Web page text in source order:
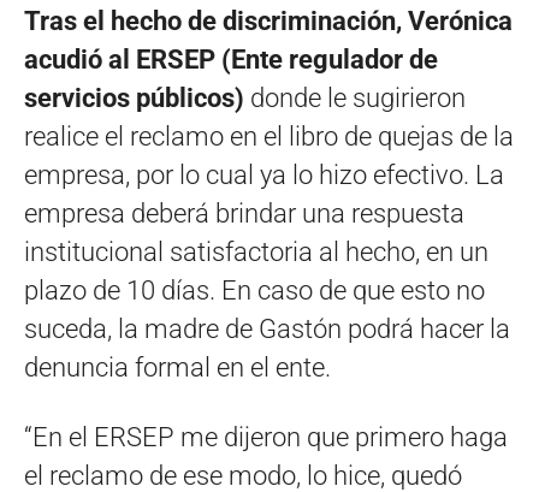
Tras el hecho de discriminación, Verónica
acudió al ERSEP (Ente regulador de
servicios públicos) donde le sugirieron
realice el reclamo en el libro de quejas de la
empresa, por lo cual ya lo hizo efectivo. La
empresa deberá brindar una respuesta
institucional satisfactoria al hecho, en un
plazo de 10 días. En caso de que esto no
suceda, la madre de Gastón podrá hacer la
denuncia formal en el ente.
“En el ERSEP me dijeron que primero haga
el reclamo de ese modo, lo hice, quedó